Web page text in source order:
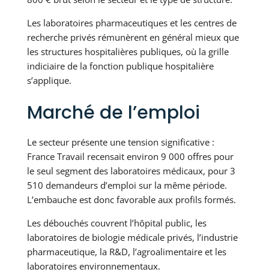
Les laboratoires pharmaceutiques et les centres de
recherche privés rémunèrent en général mieux que
les structures hospitalières publiques, où la grille
indiciaire de la fonction publique hospitalière
s’applique.
Marché de l’emploi
Le secteur présente une tension significative :
France Travail recensait environ 9 000 offres pour
le seul segment des laboratoires médicaux, pour 3
510 demandeurs d’emploi sur la même période.
L’embauche est donc favorable aux profils formés.
Les débouchés couvrent l’hôpital public, les
laboratoires de biologie médicale privés, l’industrie
pharmaceutique, la R&D, l’agroalimentaire et les
laboratoires environnementaux.